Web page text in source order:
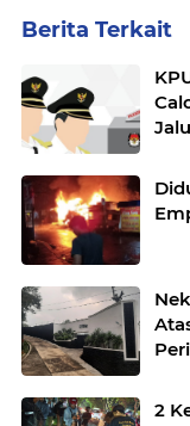
Berita Terkait
2